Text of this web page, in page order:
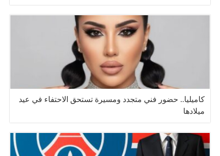
كاميليا.. حضور فني متجدد ومسيرة تستحق الاحتفاء في عيد
ميلادها